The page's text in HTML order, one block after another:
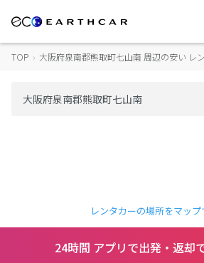
TOP › 大阪府泉南郡熊取町七山南 周辺の安い レ
レンタカーの場所をマップ
24時間 アプリで出発・返却